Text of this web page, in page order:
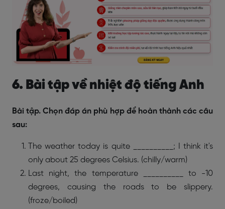
6. Bài tập về nhiệt độ tiếng Anh
Bài tập. Chọn đáp án phù hợp để hoàn thành các câu
sau:
The weather today is quite __________; I think it's
only about 25 degrees Celsius. (chilly/warm)
Last night, the temperature __________ to -10
degrees, causing the roads to be slippery.
(froze/boiled)